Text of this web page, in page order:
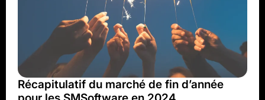
Récapitulatif du marché de fin d’année